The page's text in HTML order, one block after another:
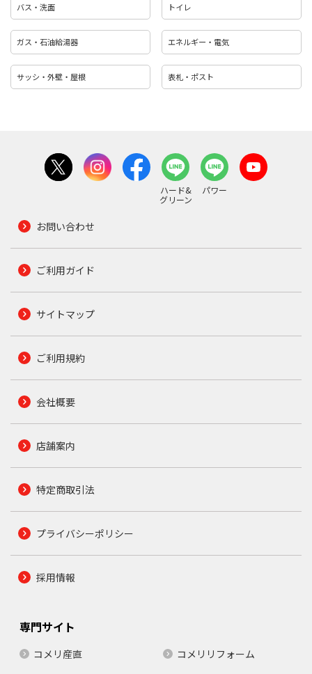
バス・洗面 トイレ
ガス・石油給湯器 エネルギー・電気
サッシ・外壁・屋根 表札・ポスト
ハード&
グリーン
パワー
お問い合わせ
ご利用ガイド
サイトマップ
ご利用規約
会社概要
店舗案内
特定商取引法
プライバシーポリシー
採用情報
専門サイト
コメリ産直
コメリリフォーム